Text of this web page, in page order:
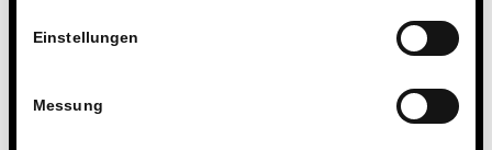
Einstellungen
Messung